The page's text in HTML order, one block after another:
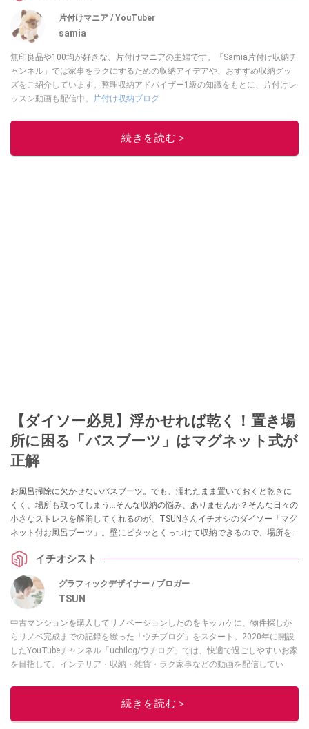
片付けマニア / YouTuber
samia
無印良品や100均が好きな、片付けマニアの主婦です。「Samia片付け収納チ
ャンネル」では家事をラクにするための収納アイデアや、おすすめ収納グッ
ズをご紹介しています。整理収納アドバイザー1級の知識をもとに、片付けレ
ッスン動画も配信中。
片付け収納ブログ
このイチオシストの他の記事を読む
続きを読む＞
【ダイソー必見】浮かせれば乾く！置き場
所に困る「バスブーツ」はマグネット式が
正解
お風呂掃除に欠かせないバスブーツ。でも、濡れたまま置いておくと乾きに
くく、場所も取ってしまう…そんな収納の悩み、ありませんか？そんな日々の
小さなストレスを解消してくれるのが、TSUNさんイチオシのダイソー「マグ
ネット付お風呂ブーツ」。壁にピタッとくっつけて収納できるので、場所を
のだとか。お風呂場がスッキリするだけで、日々の掃除もぐっとラクになり
ますよ。
イチオシスト
グラフィックデザイナー / ブロガー
TSUN
中古マンションを購入してリノベーションしたのをキッカケに、物件探しか
らリノベ完成までの記録を綴った「ウチブログ」をスタート。2020年に開設
したYouTubeチャンネル「uchilog/ウチログ」では、快適で過ごしやすいお家
を目指して、インテリア・収納・雑貨・ラク家事などの動画を配信してい
匹。・第9回ESSEインテリアグランプリ審査員賞受賞・リノベりす2016年リ
続きを読む＞